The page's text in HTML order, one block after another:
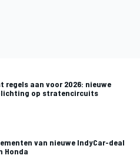
regels aan voor 2026: nieuwe
op stratencircuits
van nieuwe IndyCar-deal
Honda